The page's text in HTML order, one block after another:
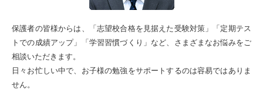
保護者の皆様からは、「志望校合格を見据えた受験対策」「定期テス
トでの成績アップ」「学習習慣づくり」など、さまざまなお悩みをご
相談いただきます。
日々お忙しい中で、お子様の勉強をサポートするのは容易ではありま
せん。